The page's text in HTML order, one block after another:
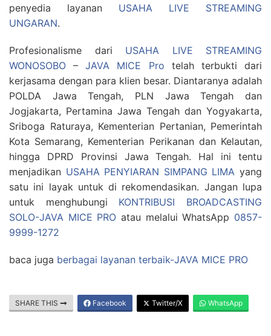
penyedia layanan USAHA LIVE STREAMING
UNGARAN.
Profesionalisme dari USAHA LIVE STREAMING
WONOSOBO –JAVA MICE Pro telah terbukti dari
kerjasama dengan para klien besar. Diantaranya adalah
POLDA Jawa Tengah, PLN Jawa Tengah dan
Jogjakarta, Pertamina Jawa Tengah dan Yogyakarta,
Sriboga Raturaya, Kementerian Pertanian, Pemerintah
Kota Semarang, Kementerian Perikanan dan Kelautan,
hingga DPRD Provinsi Jawa Tengah. Hal ini tentu
menjadikan USAHA PENYIARAN SIMPANG LIMA yang
satu ini layak untuk di rekomendasikan. Jangan lupa
untuk menghubungi KONTRIBUSI BROADCASTING
SOLO-JAVA MICE PRO atau melalui WhatsApp 0857-
9999-1272
baca juga berbagai layanan terbaik-JAVA MICE PRO
SHARE THIS Facebook Twitter/X WhatsApp